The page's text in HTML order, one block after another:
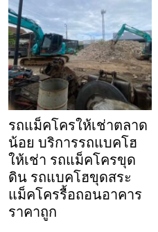
รถแม็คโครให้เช่าตลาด
น้อย บริการรถแบคโฮ
ให้เช่า รถแม็คโครขุด
ดิน รถแบคโฮขุดสระ
แม็คโครรื้อถอนอาคาร
ราคาถูก